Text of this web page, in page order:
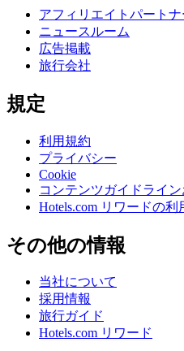
アフィリエイトパートナ
ニュースルーム
広告掲載
旅行会社
規定
利用規約
プライバシー
Cookie
コンテンツガイドライ
Hotels.com リワードの利
その他の情報
当社について
採用情報
旅行ガイド
Hotels.com リワード